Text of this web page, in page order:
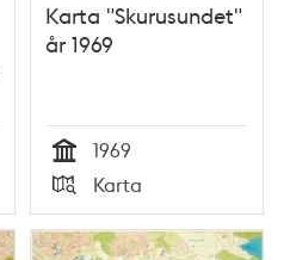
Karta "Skurusundet"
år 1969
Tid
1969
Typ
Karta